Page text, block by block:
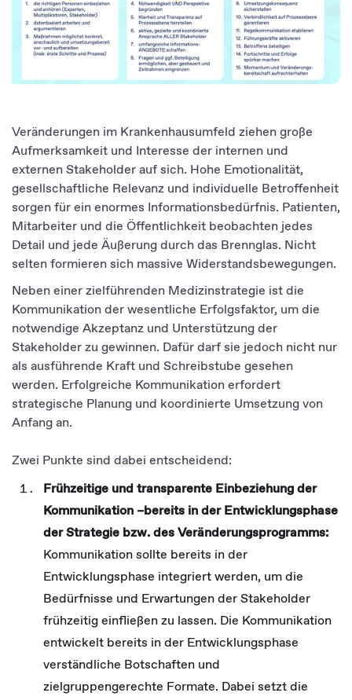
Veränderungen im Krankenhausumfeld ziehen große
Aufmerksamkeit und Interesse der internen und
externen Stakeholder auf sich. Hohe Emotionalität,
gesellschaftliche Relevanz und individuelle Betroffenheit
sorgen für ein enormes Informationsbedürfnis. Patienten,
Mitarbeiter und die Öffentlichkeit beobachten jedes
Detail und jede Äußerung durch das Brennglas. Nicht
selten formieren sich massive Widerstandsbewegungen.
Neben einer zielführenden Medizinstrategie ist die
Kommunikation der wesentliche Erfolgsfaktor, um die
notwendige Akzeptanz und Unterstützung der
Stakeholder zu gewinnen. Dafür darf sie jedoch nicht nur
als ausführende Kraft und Schreibstube gesehen
werden. Erfolgreiche Kommunikation erfordert
strategische Planung und koordinierte Umsetzung von
Anfang an.
Zwei Punkte sind dabei entscheidend:
Frühzeitige und transparente Einbeziehung der
Kommunikation –bereits in der Entwicklungsphase
der Strategie bzw. des Veränderungsprogramms:
Kommunikation sollte bereits in der
Entwicklungsphase integriert werden, um die
Bedürfnisse und Erwartungen der Stakeholder
frühzeitig einfließen zu lassen. Die Kommunikation
entwickelt bereits in der Entwicklungsphase
verständliche Botschaften und
zielgruppengerechte Formate. Dabei setzt die